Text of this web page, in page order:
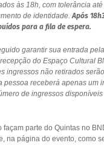
às 18h, com tolerância
de identidade.Após
para a fila de espera.
garantir sua entrada
do Espaço Cultural
ingressos não retirados
pessoa receberá apenas um
de ingressos
façam parte do Quintas no
na página do evento, como